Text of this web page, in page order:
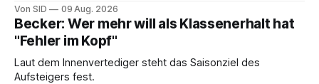
Von SID 09 Aug. 2026
Becker: Wer mehr will als Klassenerhalt hat
"Fehler im Kopf"
Laut dem Innenvertediger steht das Saisonziel des
Aufsteigers fest.